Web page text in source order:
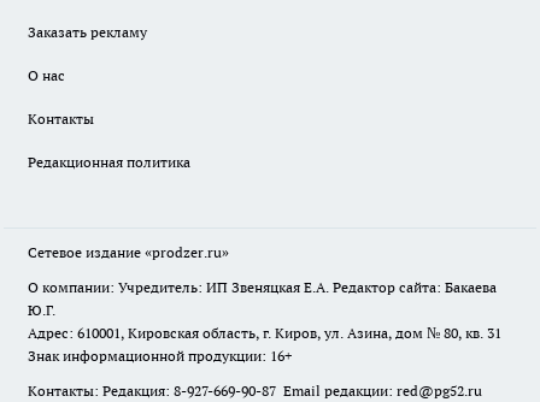
Заказать рекламу
О нас
Контакты
Редакционная политика
Сетевое издание «prodzer.ru»
О компании: Учредитель: ИП Звеняцкая Е.А. Редактор сайта: Бакаева
Ю.Г.
Адрес: 610001, Кировская область, г. Киров, ул. Азина, дом № 80, кв. 31
Знак информационной продукции: 16+
Контакты: Редакция: 8-927-669-90-87 Email редакции: red@pg52.ru